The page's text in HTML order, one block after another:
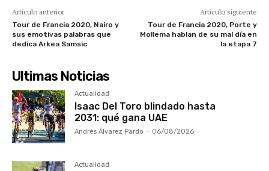
Artículo anterior
Tour de Francia 2020, Nairo y
sus emotivas palabras que
dedica Arkea Samsic
Artículo siguiente
Tour de Francia 2020, Porte y
Mollema hablan de su mal día en
la etapa 7
Ultimas Noticias
Actualidad
Isaac Del Toro blindado hasta
2031: qué gana UAE
Andrés Álvarez Pardo - 06/08/2026
Actualidad